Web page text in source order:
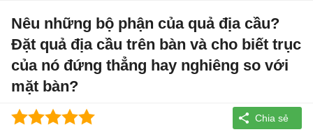
Nêu những bộ phận của quả địa cầu?
Đặt quả địa cầu trên bàn và cho biết trục
của nó đứng thẳng hay nghiêng so với
mặt bàn?